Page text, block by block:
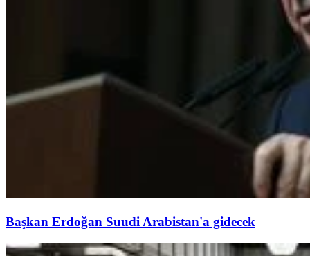
Başkan Erdoğan Suudi Arabistan'a gidecek